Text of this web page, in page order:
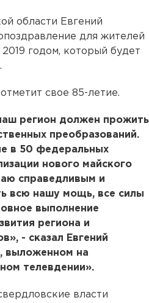
области Евгений
для жителей
годом, который будет
свое 85-летие.
регион должен прожить
преобразований.
в 50 федеральных
нового майского
справедливым и
всю нашу мощь, все силы
выполнение
региона и
- сказал Евгений
выложенном на
телевдении».
власти